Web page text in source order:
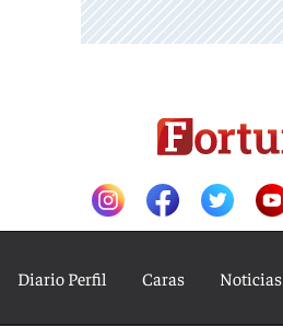
Diario Perfil Caras Noticias